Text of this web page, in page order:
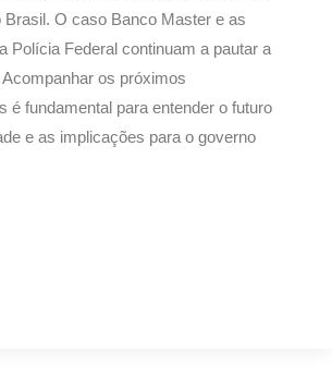
Brasil. O caso Banco Master e as
Polícia Federal continuam a pautar a
os próximos
é fundamental para entender o futuro
e as implicações para o governo